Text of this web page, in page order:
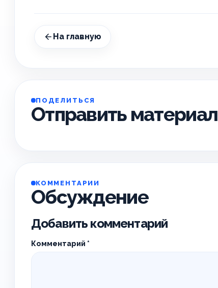
На главную
ПОДЕЛИТЬСЯ
Отправить материал
КОММЕНТАРИИ
Обсуждение
Добавить комментарий
Комментарий *